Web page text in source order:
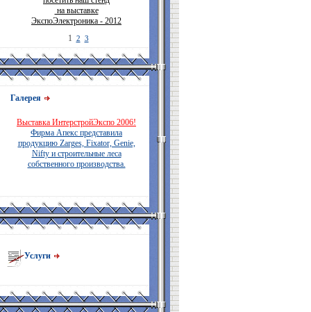
на выставке
ЭкспоЭлектроника - 2012
1 2 3
Галерея
Выставка ИнтерстройЭкспо 2006!
Фирма Апекс представила
продукцию Zarges, Fixator, Genie,
Nifty и строительные леса
собственного производства.
Услуги